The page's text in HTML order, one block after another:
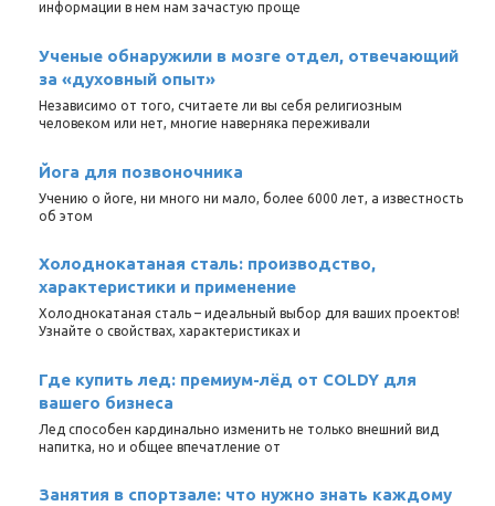
информации в нем нам зачастую проще
Ученые обнаружили в мозге отдел, отвечающий
за «духовный опыт»
Независимо от того, считаете ли вы себя религиозным
человеком или нет, многие наверняка переживали
Йога для позвоночника
Учению о йоге, ни много ни мало, более 6000 лет, а известность
об этом
Холоднокатаная сталь: производство,
характеристики и применение
Холоднокатаная сталь – идеальный выбор для ваших проектов!
Узнайте о свойствах, характеристиках и
Где купить лед: премиум-лёд от COLDY для
вашего бизнеса
Лед способен кардинально изменить не только внешний вид
напитка, но и общее впечатление от
Занятия в спортзале: что нужно знать каждому